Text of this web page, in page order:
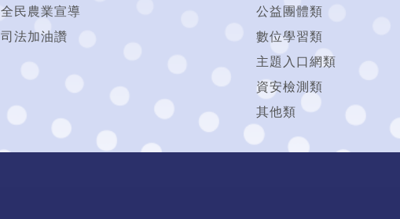
全民農業宣導
司法加油讚
公益團體類
數位學習類
主題入口網類
資安檢測類
其他類